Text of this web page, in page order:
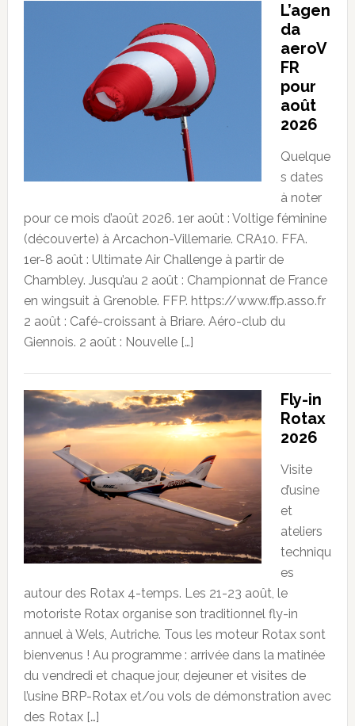
L’agen
da
aeroV
FR
pour
août
2026
Quelque
s dates
à noter
pour ce mois d’août 2026. 1er août : Voltige féminine
(découverte) à Arcachon-Villemarie. CRA10. FFA.
1er-8 août : Ultimate Air Challenge à partir de
Chambley. Jusqu’au 2 août : Championnat de France
en wingsuit à Grenoble. FFP. https://www.ffp.asso.fr
2 août : Café-croissant à Briare. Aéro-club du
Giennois. 2 août : Nouvelle […]
Fly-in
Rotax
2026
Visite
d’usine
et
ateliers
techniqu
es
autour des Rotax 4-temps. Les 21-23 août, le
motoriste Rotax organise son traditionnel fly-in
annuel à Wels, Autriche. Tous les moteur Rotax sont
bienvenus ! Au programme : arrivée dans la matinée
du vendredi et chaque jour, dejeuner et visites de
l’usine BRP-Rotax et/ou vols de démonstration avec
des Rotax […]